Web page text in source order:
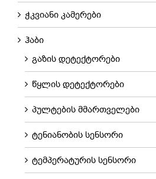
ჭკვიანი კამერები
ჰაბი
გაზის დეტექტორები
წყლის დეტექტორები
პულტების მმართველები
ტენიანობის სენსორი
ტემპერატურის სენსორი